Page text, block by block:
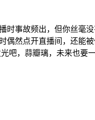
事故频出，但你丝毫
偶然点开直播间，还能
吧，蒜瓣璃，未来也要